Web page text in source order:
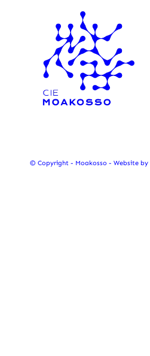
© Copyright - Moakosso - Website by